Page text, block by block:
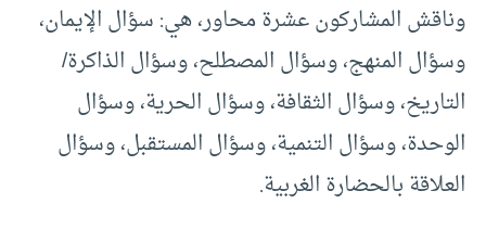
وناقش المشاركون عشرة محاور، هي: سؤال الإيمان،
وسؤال المنهج، وسؤال المصطلح، وسؤال الذاكرة/
التاريخ، وسؤال الثقافة، وسؤال الحرية، وسؤال
الوحدة، وسؤال التنمية، وسؤال المستقبل، وسؤال
العلاقة بالحضارة الغربية.